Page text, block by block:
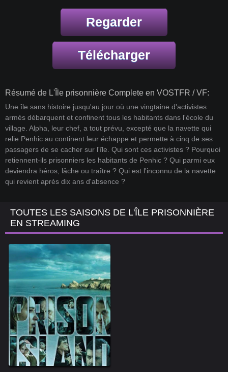
Regarder
Télécharger
Résumé de L'Île prisonnière Complete en VOSTFR / VF:
Une île sans histoire jusqu'au jour où une vingtaine d'activistes
armés débarquent et confinent tous les habitants dans l'école du
village. Alpha, leur chef, a tout prévu, excepté que la navette qui
relie Penhic au continent leur échappe et permette à cinq de ses
passagers de se cacher sur l'île. Qui sont ces activistes ? Pourquoi
retiennent-ils prisonniers les habitants de Penhic ? Qui parmi eux
deviendra héros, lâche ou traître ? Qui est l'inconnu de la navette
qui revient après dix ans d'absence ?
TOUTES LES SAISONS DE L'ÎLE PRISONNIÈRE
EN STREAMING